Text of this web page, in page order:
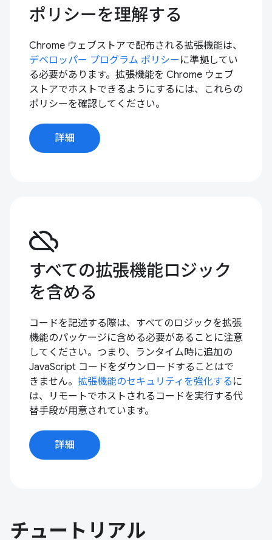
ポリシーを理解する
Chrome ウェブストアで配布される拡張機能は、
デベロッパー プログラム ポリシー に準拠してい
る必要があります。拡張機能を Chrome ウェブ
ストアでホストできるようにするには、これらの
ポリシーを確認してください。
詳細
cloud_off
すべての拡張機能ロジック
を含める
コードを記述する際は、すべてのロジックを拡張
機能のパッケージに含める必要があることに注意
してください。つまり、ランタイム時に追加の
JavaScript コードをダウンロードすることはで
きません。 拡張機能のセキュリティを強化する に
は、リモートでホストされるコードを実行する代
替手段が用意されています。
詳細
チュートリアル